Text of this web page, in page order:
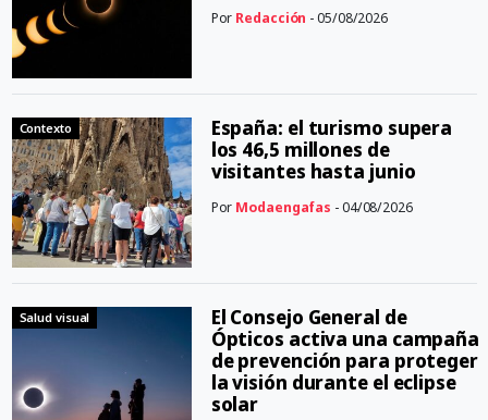
Por Redacción - 05/08/2026
Contexto
España: el turismo supera
los 46,5 millones de
visitantes hasta junio
Por Modaengafas - 04/08/2026
Salud visual
El Consejo General de
Ópticos activa una campaña
de prevención para proteger
la visión durante el eclipse
solar